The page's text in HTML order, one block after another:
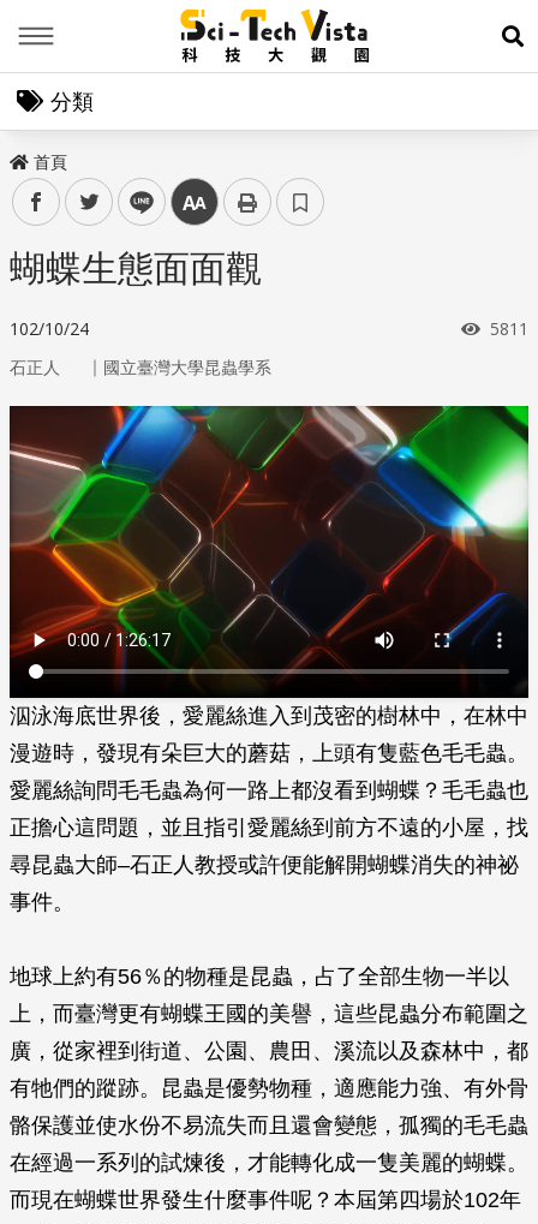
展
分類
首頁
facebooktwitter line 中
蝴蝶生態面面觀
102/10/24 瀏覽
5811
石正人 ｜ 國立臺灣大學昆蟲學系
泅泳海底世界後，愛麗絲進入到茂密的樹林中，在林中
漫遊時，發現有朵巨大的蘑菇，上頭有隻藍色毛毛蟲。
愛麗絲詢問毛毛蟲為何一路上都沒看到蝴蝶？毛毛蟲也
正擔心這問題，並且指引愛麗絲到前方不遠的小屋，找
尋昆蟲大師–石正人教授或許便能解開蝴蝶消失的神祕
事件。
地球上約有56％的物種是昆蟲，占了全部生物一半以
上，而臺灣更有蝴蝶王國的美譽，這些昆蟲分布範圍之
廣，從家裡到街道、公園、農田、溪流以及森林中，都
有牠們的蹤跡。昆蟲是優勢物種，適應能力強、有外骨
骼保護並使水份不易流失而且還會變態，孤獨的毛毛蟲
在經過一系列的試煉後，才能轉化成一隻美麗的蝴蝶。
而現在蝴蝶世界發生什麼事件呢？本屆第四場於102年